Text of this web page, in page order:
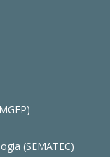
(SEMATEC)